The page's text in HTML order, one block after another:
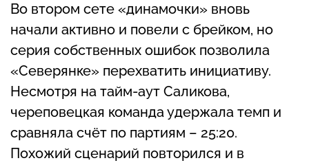
Во втором сете «динамочки» вновь
начали активно и повели с брейком, но
серия собственных ошибок позволила
«Северянке» перехватить инициативу.
Несмотря на тайм-аут Саликова,
череповецкая команда удержала темп и
сравняла счёт по партиям – 25:20.
Похожий сценарий повторился и в